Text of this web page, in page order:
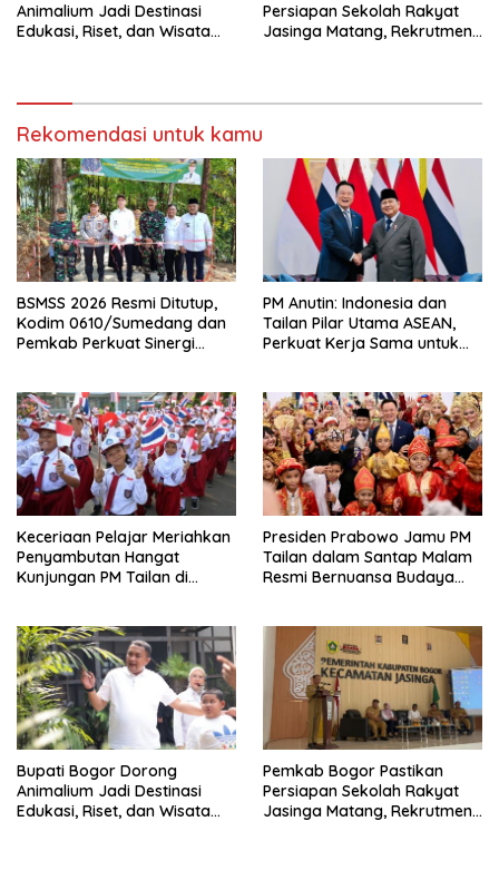
Animalium Jadi Destinasi
Edukasi, Riset, dan Wisata
Persiapan Sekolah Rakyat
Jasinga Matang, Rekrutmen
Rekomendasi untuk kamu
BSMSS 2026 Resmi Ditutup,
Kodim 0610/Sumedang dan
Pemkab Perkuat Sinergi
PM Anutin: Indonesia dan
Tailan Pilar Utama ASEAN,
Perkuat Kerja Sama untuk
Keceriaan Pelajar Meriahkan
Penyambutan Hangat
Kunjungan PM Tailan di
Presiden Prabowo Jamu PM
Tailan dalam Santap Malam
Resmi Bernuansa Budaya
Bupati Bogor Dorong
Animalium Jadi Destinasi
Edukasi, Riset, dan Wisata
Pemkab Bogor Pastikan
Persiapan Sekolah Rakyat
Jasinga Matang, Rekrutmen